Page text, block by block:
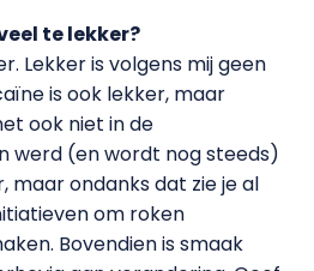
te lekker?
Lekker is volgens mij geen
is ook lekker, maar
ook niet in de
werd (en wordt nog steeds)
maar ondanks dat zie je al
om roken
Bovendien is smaak